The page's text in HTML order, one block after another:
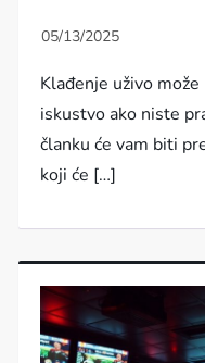
Klađenje uživo
iskustvo ako niste
članku će vam biti
koji će […]